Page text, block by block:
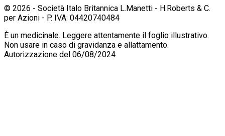
© 2026 - Società Italo Britannica L.Manetti - H.Roberts & C.
per Azioni - P. IVA: 04420740484
È un medicinale. Leggere attentamente il foglio illustrativo.
Non usare in caso di gravidanza e allattamento.
Autorizzazione del 06/08/2024